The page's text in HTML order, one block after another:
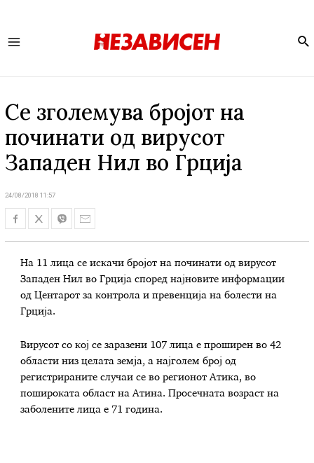
Се зголемува бројот на
починати од вирусот
Западен Нил во Грција
24/08/2018 11:57
На 11 лица се искачи бројот на починати од вирусот
Западен Нил во Грција според најновите информации
од Центарот за контрола и превенција на болести на
Грција.
Вирусот со кој се заразени 107 лица е проширен во 42
области низ целата земја, а најголем број од
регистрираните случаи се во регионот Атика, во
пошироката област на Атина. Просечната возраст на
заболените лица е 71 година.